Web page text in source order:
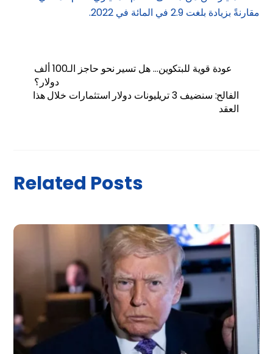
مقارنةً بزيادة بلغت 2.9 في المائة في 2022.
عودة قوية للبتكوين… هل تسير نحو حاجز الـ100 ألف
دولار؟
الفالح: سنضيف 3 تريليونات دولار استثمارات خلال هذا
العقد
Related Posts